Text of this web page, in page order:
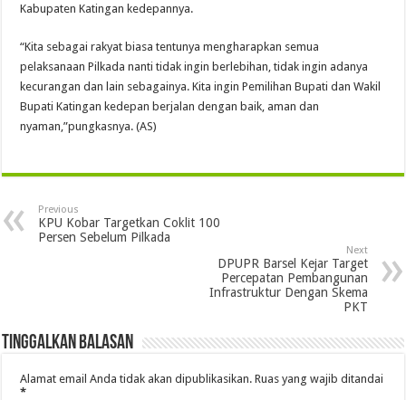
Kabupaten Katingan kedepannya.
“Kita sebagai rakyat biasa tentunya mengharapkan semua
pelaksanaan Pilkada nanti tidak ingin berlebihan, tidak ingin adanya
kecurangan dan lain sebagainya. Kita ingin Pemilihan Bupati dan Wakil
Bupati Katingan kedepan berjalan dengan baik, aman dan
nyaman,”pungkasnya. (AS)
Previous
KPU Kobar Targetkan Coklit 100
Persen Sebelum Pilkada
Next
DPUPR Barsel Kejar Target
Percepatan Pembangunan
Infrastruktur Dengan Skema
PKT
Tinggalkan Balasan
Alamat email Anda tidak akan dipublikasikan. Ruas yang wajib ditandai
*